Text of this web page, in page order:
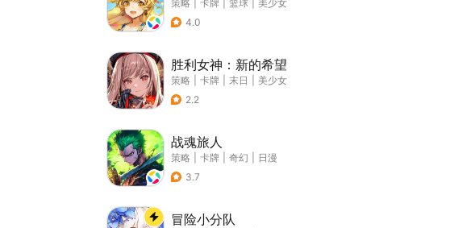
策略 卡牌 篮球
美少女
4.0
胜利女神：新的希望
策略 卡牌 末日
美少女
2.2
战魂旅人
策略 卡牌 奇幻
日漫
3.7
冒险小分队